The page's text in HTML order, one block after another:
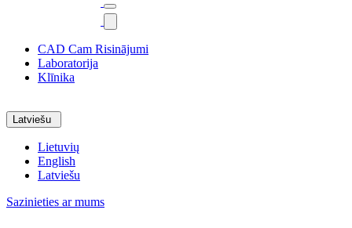
CAD Cam Risinājumi
Laboratorija
Klīnika
Latviešu
Lietuvių
English
Latviešu
Sazinieties ar mums